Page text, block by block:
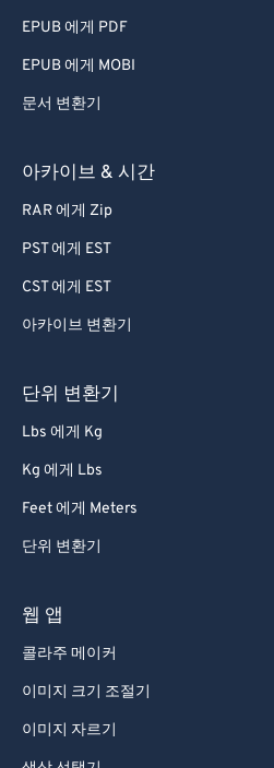
EPUB 에게 PDF
EPUB 에게 MOBI
문서 변환기
아카이브 & 시간
RAR 에게 Zip
PST 에게 EST
CST 에게 EST
아카이브 변환기
단위 변환기
Lbs 에게 Kg
Kg 에게 Lbs
Feet 에게 Meters
단위 변환기
웹 앱
콜라주 메이커
이미지 크기 조절기
이미지 자르기